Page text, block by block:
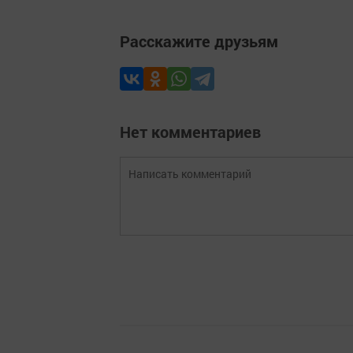
Расскажите друзьям
Нет комментариев